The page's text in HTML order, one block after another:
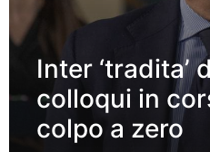
Inter ‘tradita’
colloqui in
colpo a zero